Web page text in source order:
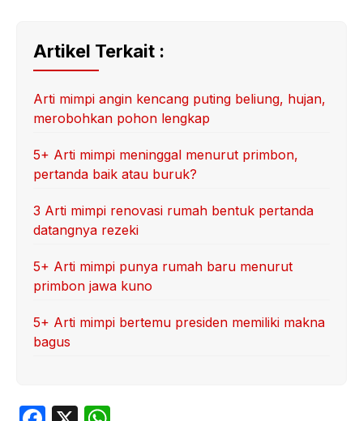
Artikel Terkait :
Arti mimpi angin kencang puting beliung, hujan,
merobohkan pohon lengkap
5+ Arti mimpi meninggal menurut primbon,
pertanda baik atau buruk?
3 Arti mimpi renovasi rumah bentuk pertanda
datangnya rezeki
5+ Arti mimpi punya rumah baru menurut
primbon jawa kuno
5+ Arti mimpi bertemu presiden memiliki makna
bagus